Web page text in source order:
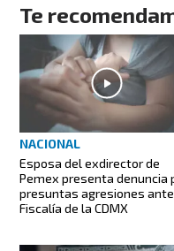
Te
NACIONAL
Esposa del exdirector de
Pemex presenta denuncia
presuntas agresiones
Fiscalía de la CDMX